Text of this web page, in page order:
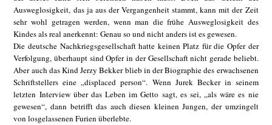
Ausweglosigkeit, das ja aus der Vergangenheit stammt, kann mit der Zeit
sehr wohl getragen werden, wenn man die frühe Ausweglosigkeit des
Kindes als real anerkennt: Genau so und nicht anders ist es gewesen.
Die deutsche Nachkriegsgesellschaft hatte keinen Platz für die Opfer der
Verfolgung, überhaupt sind Opfer in der Gesellschaft nicht gerade beliebt.
Aber auch das Kind Jerzy Bekker blieb in der Biographie des erwachsenen
Schriftstellers eine „displaced person“. Wenn Jurek Becker in seinem
letzten Interview über das Leben im Getto sagt, es sei, „als wäre es nie
gewesen“, dann betrifft das auch diesen kleinen Jungen, der umzingelt
von losgelassenen Furien überlebte.